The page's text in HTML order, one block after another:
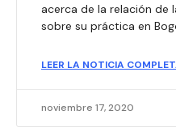
acerca de la relación de
sobre su práctica en
LEER LA NOTICIA
noviembre 17, 2020